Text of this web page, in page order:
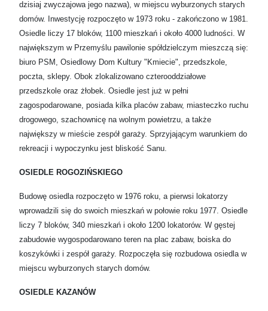
dzisiaj zwyczajowa jego nazwa), w miejscu wyburzonych starych
domów. Inwestycję rozpoczęto w 1973 roku - zakończono w 1981.
Osiedle liczy 17 bloków, 1100 mieszkań i około 4000 ludności. W
największym w Przemyślu pawilonie spółdzielczym mieszczą się:
biuro PSM, Osiedlowy Dom Kultury "Kmiecie", przedszkole,
poczta, sklepy. Obok zlokalizowano czterooddziałowe
przedszkole oraz żłobek. Osiedle jest już w pełni
zagospodarowane, posiada kilka placów zabaw, miasteczko ruchu
drogowego, szachownicę na wolnym powietrzu, a także
największy w mieście zespół garaży. Sprzyjającym warunkiem do
rekreacji i wypoczynku jest bliskość Sanu.
OSIEDLE ROGOZIŃSKIEGO
Budowę osiedla rozpoczęto w 1976 roku, a pierwsi lokatorzy
wprowadzili się do swoich mieszkań w połowie roku 1977. Osiedle
liczy 7 bloków, 340 mieszkań i około 1200 lokatorów. W gęstej
zabudowie wygospodarowano teren na plac zabaw, boiska do
koszykówki i zespół garaży. Rozpoczęła się rozbudowa osiedla w
miejscu wyburzonych starych domów.
OSIEDLE KAZANÓW